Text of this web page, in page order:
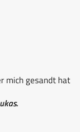
mich gesandt hat